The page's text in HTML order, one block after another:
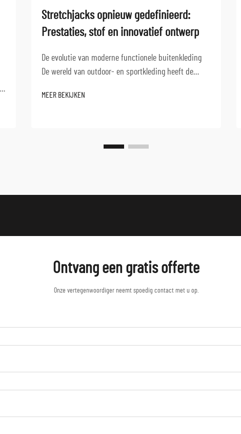
Stretchjacks opnieuw gedefinieerd:
Prestaties, stof en innovatief ontwerp
De evolutie van moderne functionele buitenkleding
De wereld van outdoor- en sportkleding heeft de
doorgemaakt, waarbij stretchjacks uitgroeiden tot de
MEER BEKIJKEN
Ontvang een gratis offerte
Onze vertegenwoordiger neemt spoedig contact met u op.